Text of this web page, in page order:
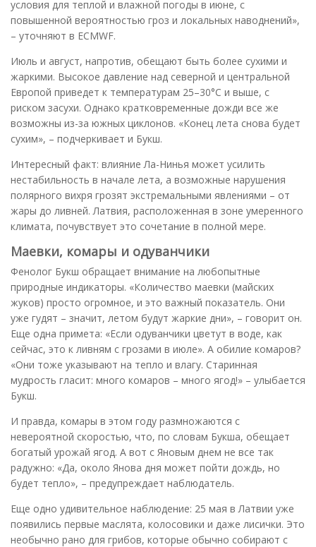
условия для теплой и влажной погоды в июне, с
повышенной вероятностью гроз и локальных наводнений»,
– уточняют в ECMWF.
Июль и август, напротив, обещают быть более сухими и
жаркими. Высокое давление над северной и центральной
Европой приведет к температурам 25–30°C и выше, с
риском засухи. Однако кратковременные дожди все же
возможны из-за южных циклонов. «Конец лета снова будет
сухим», – подчеркивает и Букш.
Интересный факт: влияние Ла-Нинья может усилить
нестабильность в начале лета, а возможные нарушения
полярного вихря грозят экстремальными явлениями – от
жары до ливней. Латвия, расположенная в зоне умеренного
климата, почувствует это сочетание в полной мере.
Маевки, комары и одуванчики
Фенолог Букш обращает внимание на любопытные
природные индикаторы. «Количество маевки (майских
жуков) просто огромное, и это важный показатель. Они
уже гудят – значит, летом будут жаркие дни», – говорит он.
Еще одна примета: «Если одуванчики цветут в воде, как
сейчас, это к ливням с грозами в июле». А обилие комаров?
«Они тоже указывают на тепло и влагу. Старинная
мудрость гласит: много комаров – много ягод!» – улыбается
Букш.
И правда, комары в этом году размножаются с
невероятной скоростью, что, по словам Букша, обещает
богатый урожай ягод. А вот с Яновым днем не все так
радужно: «Да, около Янова дня может пойти дождь, но
будет тепло», – предупреждает наблюдатель.
Еще одно удивительное наблюдение: 25 мая в Латвии уже
появились первые маслята, колосовики и даже лисички. Это
необычно рано для грибов, которые обычно собирают с